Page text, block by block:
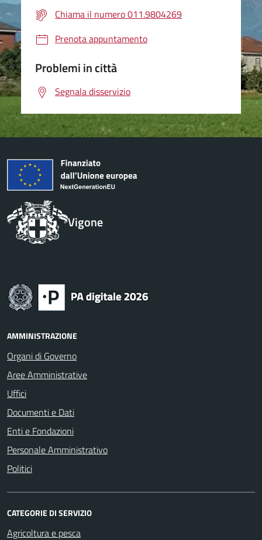
Chiama il numero 011.9804269
Prenota appuntamento
Problemi in città
Segnala disservizio
Vigone
AMMINISTRAZIONE
Organi di Governo
Aree Amministrative
Uffici
Documenti e Dati
Enti e Fondazioni
Personale Amministrativo
Politici
CATEGORIE DI SERVIZIO
Agricoltura e pesca